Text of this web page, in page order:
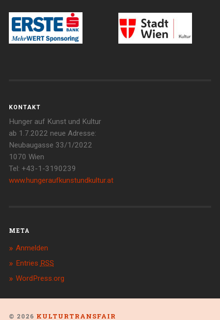
KONTAKT
Hunger auf Kunst und Kultur
ab 1.7.2022 neue Adresse:
Neubaugasse 33/1/2022
1070 Wien
Tel: +43-1-3190239
www.hungeraufkunstundkultur.at
META
Anmelden
Entries RSS
WordPress.org
© 2026 KULTURTRANSFAIR